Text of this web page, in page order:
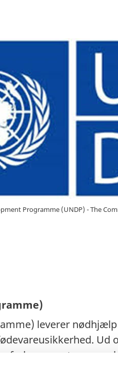
Programme (UNDP) - The
leverer
Ud
fødevaresystemer og